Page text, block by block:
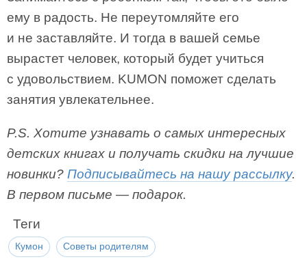
ему в радость. Не переутомляйте его
и не заставляйте. И тогда в вашей семье
вырастет человек, который будет учиться
с удовольствием. KUMON поможет сделать
занятия увлекательнее.
P.S. Хотите узнавать о самых интересных
детских книгах и получать скидки на лучшие
новинки? Подписывайтесь на нашу рассылку.
В первом письме — подарок.
Теги
Кумон Советы родителям